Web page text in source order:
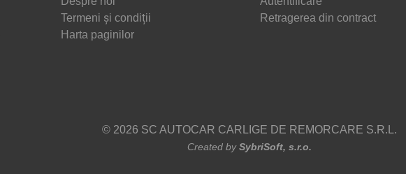
Termeni și condiții
Harta paginilor
Retragerea din contract
© 2026 SC AUTOCAR CARLIGE DE REMORCARE S.R.L.
Created bySybriSoft, s.r.o.